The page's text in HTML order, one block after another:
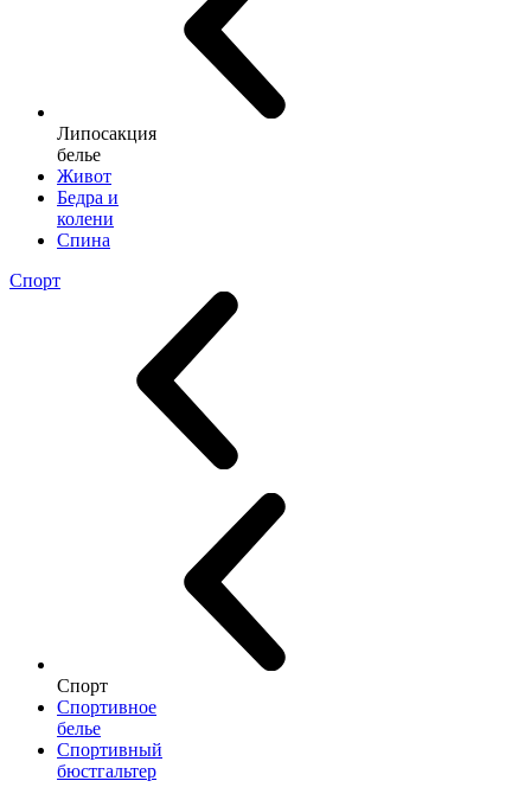
Липосакция
белье
Живот
Бедра и
колени
Спина
Спорт
Спорт
Спортивное
белье
Спортивный
бюстгальтер